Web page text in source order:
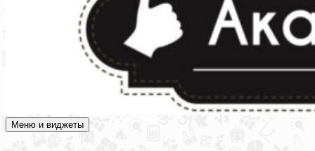
Академия СОВА
Подготовка к ЕГЭ, ОГЭ, ВПР, МЦКО, СтатГрад, КДР, ВОШ,
Меню и виджеты